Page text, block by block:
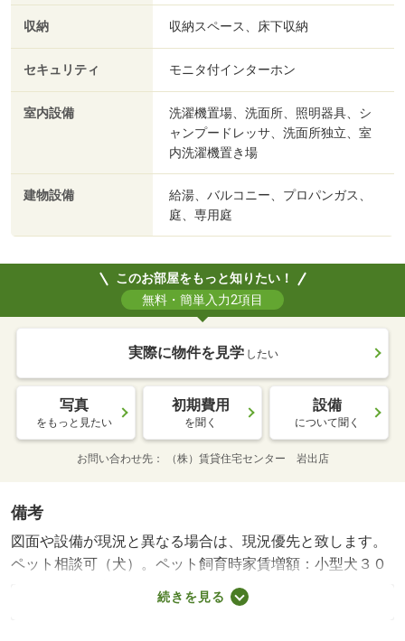
収納 収納スペース、床下収納
セキュリティ モニタ付インターホン
室内設備
洗濯機置場、洗面所、照明器具、シ
ャンプードレッサ、洗面所独立、室
内洗濯機置き場
建物設備
給湯、バルコニー、プロパンガス、
庭、専用庭
このお部屋をもっと知りたい！
無料・簡単入力2項目
実際に物件を見学 したい
写真
をもっと見たい
初期費用
を聞く
設備
について聞く
お問い合わせ先 （株）賃貸住宅センター 岩出店
備考
図面や設備が現況と異なる場合は、現況優先と致します。
ペット相談可（犬）。ペット飼育時家賃増額：小型犬３０
００円・大型犬４０００円、敷金１ヶ月要。※指定期間未
満の解約は違約金要。リフォーム済みの戸建て賃貸。白を
続きを見る